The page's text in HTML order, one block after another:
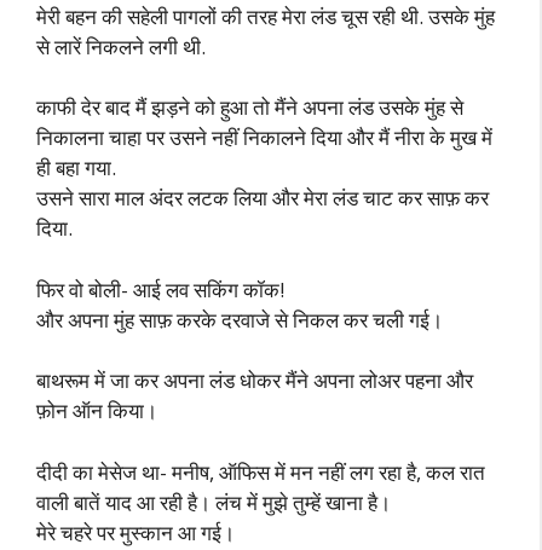
मेरी बहन की सहेली पागलों की तरह मेरा लंड चूस रही थी. उसके मुंह
से लारें निकलने लगी थी.
काफी देर बाद मैं झड़ने को हुआ तो मैंने अपना लंड उसके मुंह से
निकालना चाहा पर उसने नहीं निकालने दिया और मैं नीरा के मुख में
ही बहा गया.
उसने सारा माल अंदर लटक लिया और मेरा लंड चाट कर साफ़ कर
दिया.
फिर वो बोली- आई लव सकिंग कॉक!
और अपना मुंह साफ़ करके दरवाजे से निकल कर चली गई।
बाथरूम में जा कर अपना लंड धोकर मैंने अपना लोअर पहना और
फ़ोन ऑन किया।
दीदी का मेसेज था- मनीष, ऑफिस में मन नहीं लग रहा है, कल रात
वाली बातें याद आ रही है। लंच में मुझे तुम्हें खाना है।
मेरे चहरे पर मुस्कान आ गई।